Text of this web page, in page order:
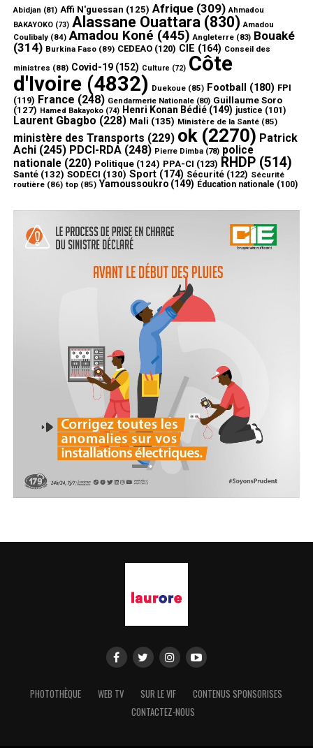
Abidjan (81) Affi N'guessan (125) Afrique(309) Ahmadou
BAKAYOKO(73) Alassane Ouattara (830) Amadou
Coulibaly(84) Amadou Koné (445) Angleterre(83) Bouaké
(314) Burkina Faso(89) CEDEAO(120) CIE (164) Conseil des
ministres (88) Covid-19(152) Culture (72) Côte
d'Ivoire(4832) Duekoue(85) Football (180) FPI
(119) France (248) Gendarmerie Nationale(80) Guillaume Soro
(127) Hamed Bakayoko(74) Henri Konan Bédié(149) justice (101)
Laurent Gbagbo (228) Mali (135) Ministère de la Santé(85)
ministère des Transports (229) ok(2270) Patrick
Achi(245) PDCI-RDA(248) Pierre Dimba(78) police
nationale(220) Politique(124) PPA-CI (123) RHDP(514)
Santé(132) SODECI (130) Sport(174) Sécurité(122) Sécurité
routière(86) top(85) Yamoussoukro(149) Éducation nationale (100)
PHOTOTHÈQUE WEB TV SUR LE VIF
CONTENUS SPONSORISES
CONTACTEZ-NOUS